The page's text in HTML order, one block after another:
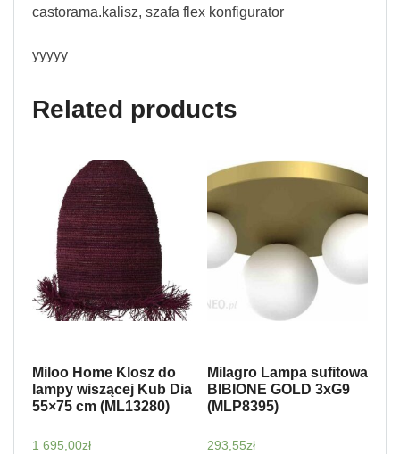
castorama.kalisz, szafa flex konfigurator
yyyyy
Related products
Miloo Home Klosz do
lampy wiszącej Kub Dia
55×75 cm (ML13280)
1 695,00zł
Milagro Lampa sufitowa
BIBIONE GOLD 3xG9
(MLP8395)
293,55zł